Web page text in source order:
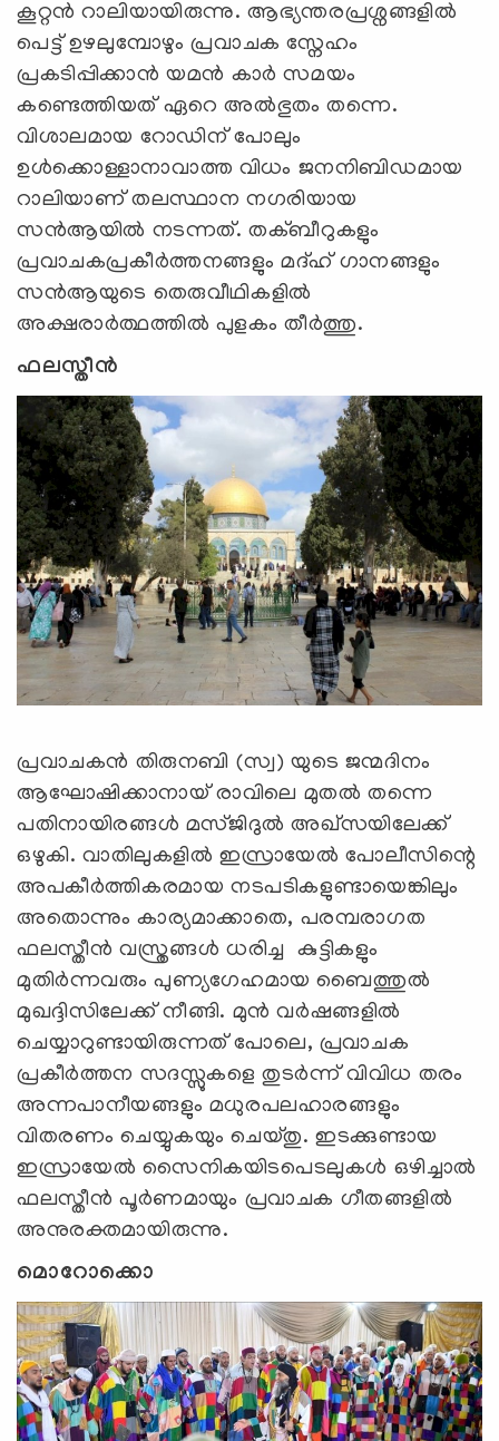
കൂറ്റൻ റാലിയായിരുന്നു. ആഭ്യന്തരപ്രശ്നങ്ങളില്‍
പെട്ട് ഉഴലുമ്പോഴും പ്രവാചക സ്നേഹം
പ്രകടിപ്പിക്കാന്‍ യമന്‍ കാര്‍ സമയം
കണ്ടെത്തിയത് ഏറെ അല്‍ഭുതം തന്നെ.
വിശാലമായ റോഡിന് പോലും
ഉള്‍ക്കൊള്ളാനാവാത്ത വിധം ജനനിബിഡമായ
റാലിയാണ് തലസ്ഥാന നഗരിയായ
സൻആയിൽ നടന്നത്. തക്ബീറുകളും
പ്രവാചകപ്രകീര്‍ത്തനങ്ങളും മദ്ഹ് ഗാനങ്ങളും
സന്‍ആയുടെ തെരുവീഥികളില്‍
അക്ഷരാര്‍ത്ഥത്തില്‍ പുളകം തീര്‍ത്തു.
ഫലസ്തീൻ
പ്രവാചകൻ തിരുനബി (സ്വ) യുടെ ജന്മദിനം
ആഘോഷിക്കാനായ് രാവിലെ മുതൽ തന്നെ
പതിനായിരങ്ങൾ മസ്ജിദുൽ അഖ്സയിലേക്ക്
ഒഴുകി. വാതിലുകളിൽ ഇസ്രായേൽ പോലീസിന്റെ
അപകീർത്തികരമായ നടപടികളുണ്ടായെങ്കിലും
അതൊന്നും കാര്യമാക്കാതെ, പരമ്പരാഗത
ഫലസ്തീൻ വസ്ത്രങ്ങൾ ധരിച്ച കുട്ടികളും
മുതിർന്നവരും പുണ്യഗേഹമായ ബൈത്തുൽ
മുഖദ്ദിസിലേക്ക് നീങ്ങി. മുൻ വർഷങ്ങളിൽ
ചെയ്യാറുണ്ടായിരുന്നത് പോലെ, പ്രവാചക
പ്രകീര്‍ത്തന സദസ്സുകളെ തുടര്‍ന്ന് വിവിധ തരം
അന്നപാനീയങ്ങളും മധുരപലഹാരങ്ങളും
വിതരണം ചെയ്യുകയും ചെയ്തു. ഇടക്കുണ്ടായ
ഇസ്രായേൽ സൈനികയിടപെടലുകള്‍ ഒഴിച്ചാൽ
ഫലസ്തീൻ പൂർണമായും പ്രവാചക ഗീതങ്ങളിൽ
അനുരക്തമായിരുന്നു.
മൊറോക്കൊ